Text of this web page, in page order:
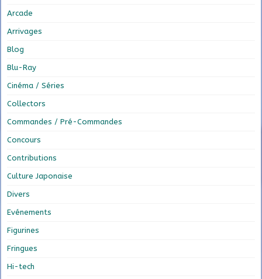
Arcade
Arrivages
Blog
Blu-Ray
Cinéma / Séries
Collectors
Commandes / Pré-Commandes
Concours
Contributions
Culture Japonaise
Divers
Evénements
Figurines
Fringues
Hi-tech